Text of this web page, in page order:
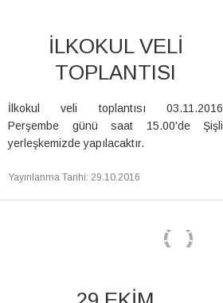
İLKOKUL VELİ
TOPLANTISI
İlkokul veli toplantısı 03.11.2016
Perşembe günü saat 15.00'de Şişli
yerleşkemizde yapılacaktır.
Yayınlanma Tarihi: 29.10.2016